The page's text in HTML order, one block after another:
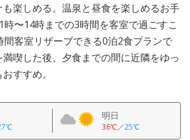
楽しめる。温泉と昼食を楽しめるお手
〜14時までの3時間を客室で過ごすこ
間客室リザーブできる0泊2食プランで
喫した後、夕食までの間に近隣をゆっ
すすめ。
明日
36℃／25℃